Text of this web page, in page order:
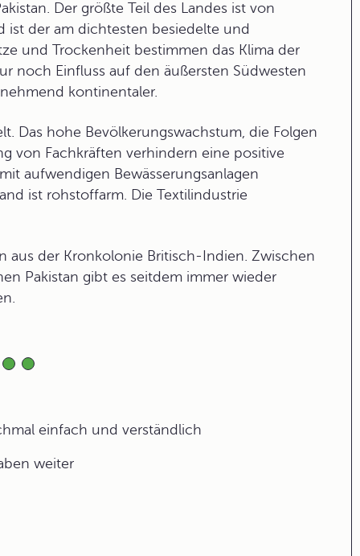
Der größte Teil des Landes ist von
ist der am dichtesten besiedelte und
und Trockenheit bestimmen das Klima der
noch Einfluss auf den äußersten Südwesten
kontinentaler.
Das hohe Bevölkerungswachstum, die Folgen
von Fachkräften verhindern eine positive
aufwendigen Bewässerungsanlagen
ist rohstoffarm. Die Textilindustrie
aus der Kronkolonie Britisch-Indien. Zwischen
Pakistan gibt es seitdem immer wieder
einfach und verständlich
weiter